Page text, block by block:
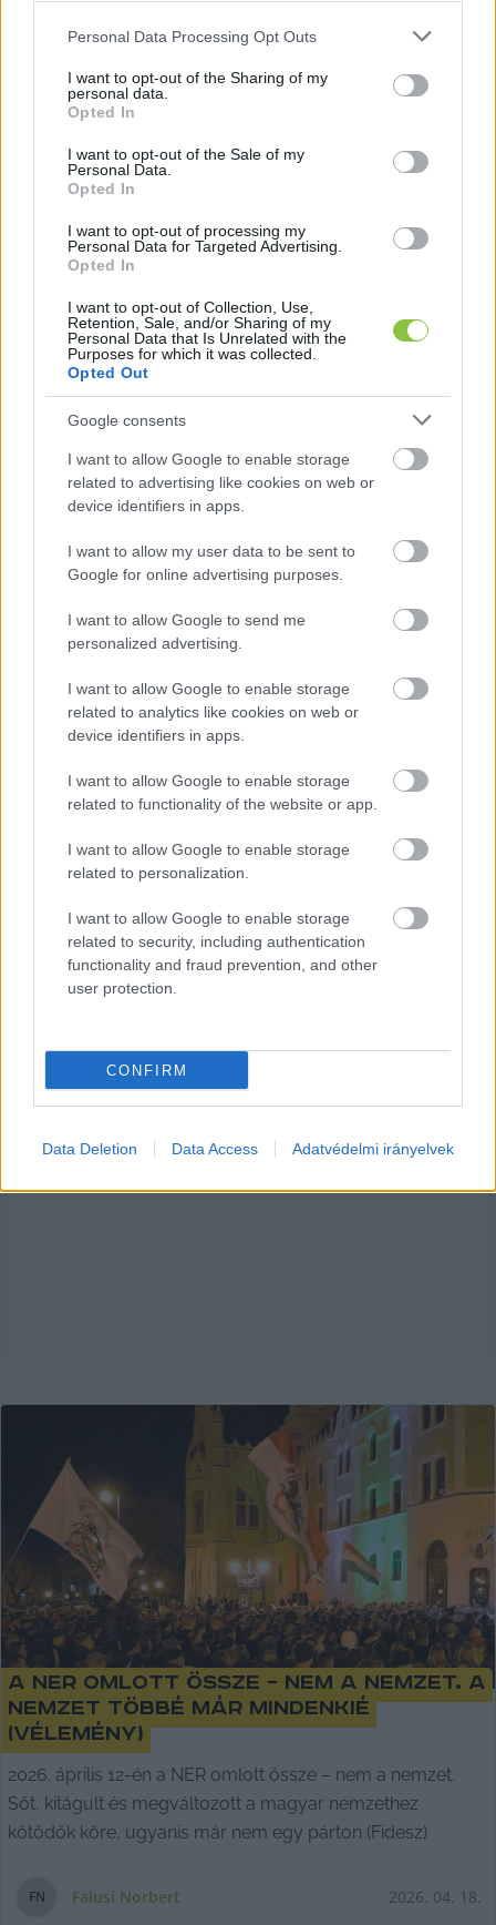
Please note that this website/app uses one or more Google
not limited to your visit or usage behaviour. You may click to
grant or deny consent to Google and its third-party tags to
use your data for below specified purposes in below Google
consent section.
Personal Data Processing Opt Outs
I want to opt-out of the Sharing of my
personal data.
Opted In
I want to opt-out of the Sale of my
Personal Data.
Opted In
I want to opt-out of processing my
Personal Data for Targeted Advertising.
Opted In
I want to opt-out of Collection, Use,
Retention, Sale, and/or Sharing of my
Personal Data that Is Unrelated with the
Purposes for which it was collected.
Opted Out
Google consents
I want to allow Google to enable storage
related to advertising like cookies on web or
device identifiers in apps.
I want to allow my user data to be sent to
Google for online advertising purposes.
I want to allow Google to send me
personalized advertising.
I want to allow Google to enable storage
related to analytics like cookies on web or
device identifiers in apps.
I want to allow Google to enable storage
related to functionality of the website or app.
I want to allow Google to enable storage
related to personalization.
I want to allow Google to enable storage
related to security, including authentication
functionality and fraud prevention, and other
user protection.
CONFIRM
Data Deletion Data Access Adatvédelmi irányelvek
Mondd el az igazságot! –
- vélemény - Elképesztő sebességgel rohan az idő, a
töménytelen mennyiségű hír közepette úgy tűnhet, mintha
Hraskó István 2026. 04. 20.
A tükör nélküli szoba: Miért
képtelen a bukott hatalom a
A politika egyik legkülönösebb jelensége, amikor regnáló
hatalom a saját vélt tévedhetetlenségébe bukik bele. Most
a Tisza Párt áttörése véget vetett a
Vendégszerző 2026. 04. 19.
HIRDETÉS
A NER omlott össze – nem a nemzet. A
nemzet többé már mindenkié
(vélemény)
2026. április 12-én a NER omlott össze – nem a nemzet.
Sőt, kitágult és megváltozott a magyar nemzethez
kötődők köre, ugyanis már nem egy párton (Fidesz)
FN Falusi Norbert 2026. 04. 18.